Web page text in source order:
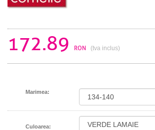
172.89 RON (tva inclus)
Marimea:
Culoarea: